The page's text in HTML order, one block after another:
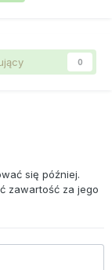
0
się później.
zawartość za jego